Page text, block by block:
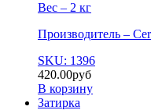
Вес – 2 кг
Производитель –
SKU: 1396
420.00руб
В корзину
Затирка